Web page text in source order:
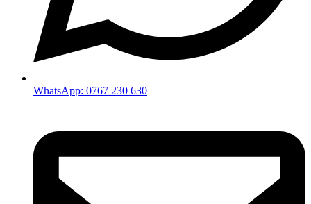
WhatsApp: 0767 230 630